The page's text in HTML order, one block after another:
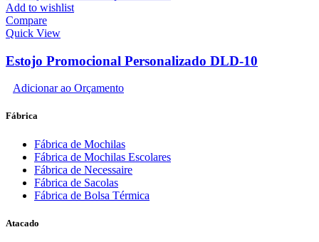
Add to wishlist
Compare
Quick View
Estojo Promocional Personalizado DLD-10
Adicionar ao Orçamento
Fábrica
Fábrica de Mochilas
Fábrica de Mochilas Escolares
Fábrica de Necessaire
Fábrica de Sacolas
Fábrica de Bolsa Térmica
Atacado